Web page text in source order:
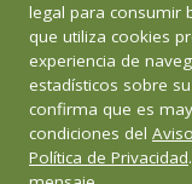
legal para consumir
que utiliza cookies
experiencia de
estadísticos sobre
confirma que es
condiciones del
Política de Privacidad